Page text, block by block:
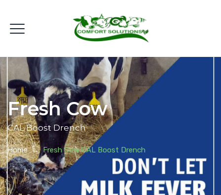
Fresh Cow
CAL Boost Drench
Home→Fresh Cow CAL Boost Drench